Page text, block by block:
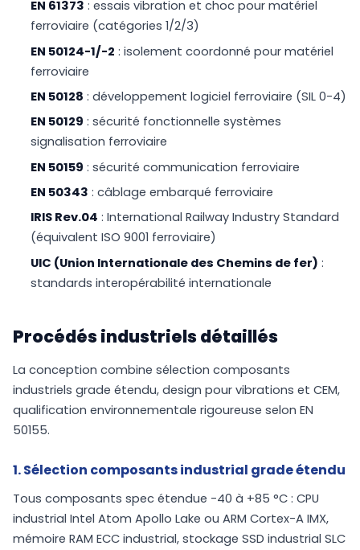
EN 61373 : essais vibration et choc pour matériel
ferroviaire (catégories 1/2/3)
EN 50124-1/-2 : isolement coordonné pour matériel
ferroviaire
EN 50128 : développement logiciel ferroviaire (SIL 0-4)
EN 50129 : sécurité fonctionnelle systèmes
signalisation ferroviaire
EN 50159 : sécurité communication ferroviaire
EN 50343 : câblage embarqué ferroviaire
IRIS Rev.04 : International Railway Industry Standard
(équivalent ISO 9001 ferroviaire)
UIC (Union Internationale des Chemins de fer) :
standards interopérabilité internationale
Procédés industriels détaillés
La conception combine sélection composants
industriels grade étendu, design pour vibrations et CEM,
qualification environnementale rigoureuse selon EN
50155.
1. Sélection composants industrial grade étendu
Tous composants spec étendue -40 à +85 °C : CPU
industrial Intel Atom Apollo Lake ou ARM Cortex-A IMX,
mémoire RAM ECC industrial, stockage SSD industrial SLC